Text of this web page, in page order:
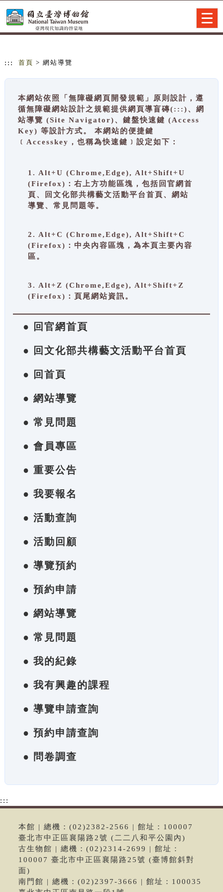
::: 首頁 > 網站導覽
本網站依照「無障礙網頁開發規範」原則設計，遵
循無障礙網站設計之規範提供網頁導盲磚(:::)、網
站導覽 (Site Navigator)、鍵盤快速鍵 (Access
Key) 等設計方式。 本網站的便捷鍵
﹝Accesskey，也稱為快速鍵﹞設定如下：
1. Alt+U (Chrome,Edge), Alt+Shift+U
(Firefox)：右上方功能區塊，包括回官網首
頁、回文化部共構藝文活動平台首頁、網站
導覽、常見問題等。
2. Alt+C (Chrome,Edge), Alt+Shift+C
(Firefox)：中央內容區塊，為本頁主要內容
區。
3. Alt+Z (Chrome,Edge), Alt+Shift+Z
(Firefox)：頁尾網站資訊。
● 回官網首頁
● 回文化部共構藝文活動平台首頁
● 回首頁
● 網站導覽
● 常見問題
● 會員專區
● 重要公告
● 我要報名
● 活動查詢
● 活動回顧
● 導覽預約
● 預約申請
● 網站導覽
● 常見問題
● 我的紀錄
● 我有興趣的課程
● 導覽申請查詢
● 預約申請查詢
● 問卷調查
:::
本館 | 總機：(02)2382-2566 | 館址：100007
臺北市中正區襄陽路2號 (二二八和平公園內)
古生物館 | 總機：(02)2314-2699 | 館址：
100007 臺北市中正區襄陽路25號 (臺博館斜對
面)
南門館 | 總機：(02)2397-3666 | 館址：100035